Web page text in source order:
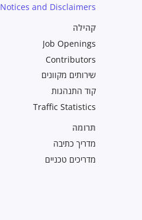
Notices and Disclaimers
קהילה
Job Openings
Contributors
שירותים מקוונים
קוד התנהגות
Traffic Statistics
תרומה
מדריך כתיבה
Writing Style
מדריכים טכניים